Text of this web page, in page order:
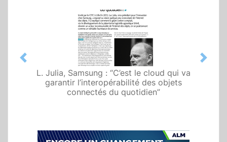
L. Julia, Samsung : “C’est le cloud qui va
garantir l’interopérabilité des objets
connectés du quotidien”
Previous Next